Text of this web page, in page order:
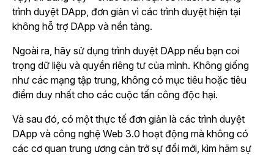
trình duyệt DApp, đơn giản vì các trình duyệt hiện tại
không hỗ trợ DApp và nền tảng.
Ngoài ra, hãy sử dụng trình duyệt DApp nếu bạn coi
trọng dữ liệu và quyền riêng tư của mình. Không giống
như các mạng tập trung, không có mục tiêu hoặc tiêu
điểm duy nhất cho các cuộc tấn công độc hại.
Và sau đó, có một thực tế đơn giản là các trình duyệt
DApp và công nghệ Web 3.0 hoạt động mà không có
các cơ quan trung ương cản trở sự đổi mới, kìm hãm sự